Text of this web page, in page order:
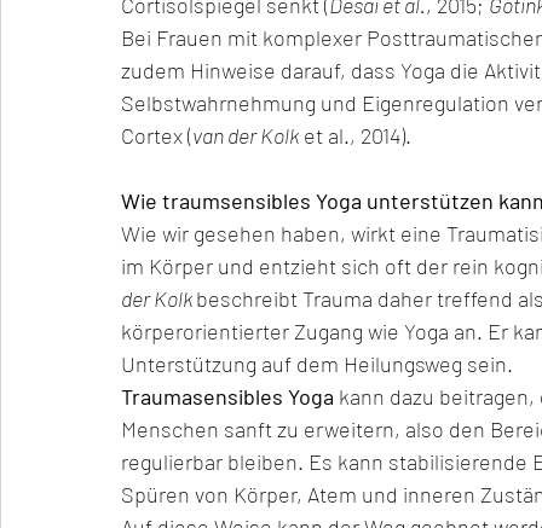
Bei Frauen mit komplexer
zudem Hinweise darauf, dass Yoga die
Selbstwahrnehmung und Eigenregulation
Cortex (van der Kolk et al., 2014).
Wie traumsensibles Yoga unterstützen
Wie wir gesehen haben, wirkt eine
im Körper und entzieht sich oft der rein
der Kolk beschreibt Trauma daher treffend
körperorientierter Zugang wie Yoga an. Er
Unterstützung auf dem Heilungsweg sein.
Traumasensibles Yoga kann dazu
Menschen sanft zu erweitern, also den
regulierbar bleiben. Es kann
Spüren von Körper, Atem und inneren